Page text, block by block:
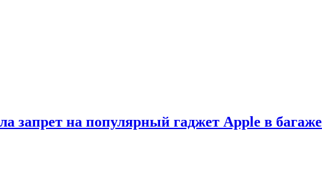
запрет на популярный гаджет Apple в багаже